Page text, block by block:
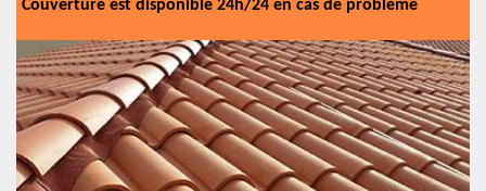
Couverture est disponible 24h/24 en cas de problème